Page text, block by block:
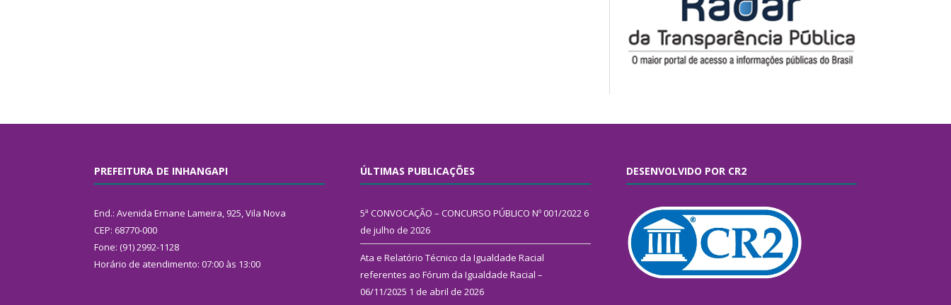
PREFEITURA DE INHANGAPI
End.: Avenida Ernane Lameira, 925, Vila Nova
CEP: 68770-000
Fone: (91) 2992-1128
Horário de atendimento: 07:00 às 13:00
ÚLTIMAS PUBLICAÇÕES
5ª CONVOCAÇÃO – CONCURSO PÚBLICO Nº 001/2022 6
de julho de 2026
Ata e Relatório Técnico da Igualdade Racial
referentes ao Fórum da Igualdade Racial –
06/11/2025 1 de abril de 2026
DESENVOLVIDO POR CR2